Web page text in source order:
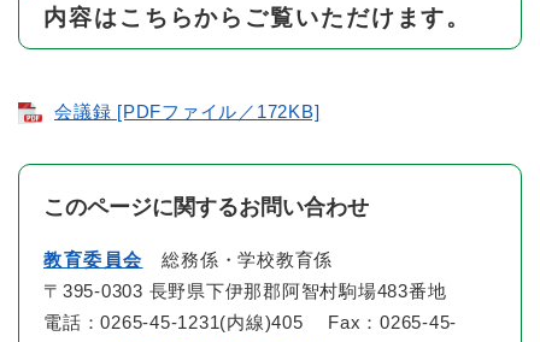
内容はこちらからご覧いただけます。
会議録 [PDFファイル／172KB]
このページに関するお問い合わせ
教育委員会 総務係・学校教育係
〒395-0303 長野県下伊那郡阿智村駒場483番地
電話：0265-45-1231(内線)405 Fax：0265-45-